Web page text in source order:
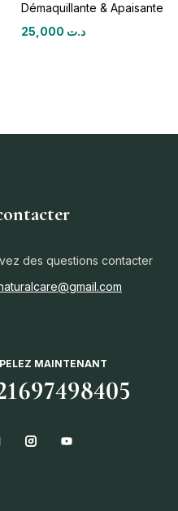
Démaquillante & Apaisante
د.ت
des questions contacter
MAINTENANT